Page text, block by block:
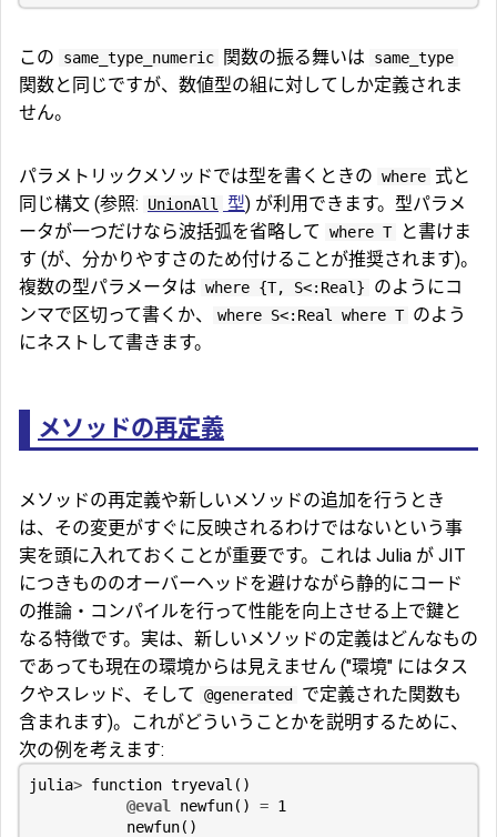
この same_type_numeric 関数の振る舞いは same_type
関数と同じですが、数値型の組に対してしか定義されま
せん。
パラメトリックメソッドでは型を書くときの where 式と
同じ構文 (参照:
UnionAll 型) が利用できます。型パラメ
ータが一つだけなら波括弧を省略して where T
と書けま
す (が、分かりやすさのため付けることが推奨されます)。
複数の型パラメータは where {T, S<:Real}
のようにコ
ンマで区切って書くか、
where S<:Real where T のよう
にネストして書きます。
メソッドの再定義
メソッドの再定義や新しいメソッドの追加を行うとき
は、その変更がすぐに反映されるわけではないという事
実を頭に入れておくことが重要です。これは Julia が JIT
につきもののオーバーヘッドを避けながら静的にコード
の推論・コンパイルを行って性能を向上させる上で鍵と
なる特徴です。実は、新しいメソッドの定義はどんなもの
であっても現在の環境からは見えません ("環境" にはタス
クやスレッド、そして @generated で定義された関数も
含まれます)。これがどういうことかを説明するために、
次の例を考えます:
julia> function tryeval ()
@eval
newfun() = 1
newfun()